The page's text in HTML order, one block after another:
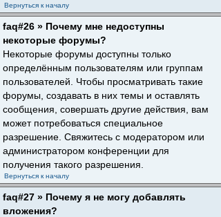
Вернуться к началу
faq#26 » Почему мне недоступны
некоторые форумы?
Некоторые форумы доступны только
определённым пользователям или группам
пользователей. Чтобы просматривать такие
форумы, создавать в них темы и оставлять
сообщения, совершать другие действия, вам
может потребоваться специальное
разрешение. Свяжитесь с модератором или
администратором конференции для
получения такого разрешения.
Вернуться к началу
faq#27 » Почему я не могу добавлять
вложения?